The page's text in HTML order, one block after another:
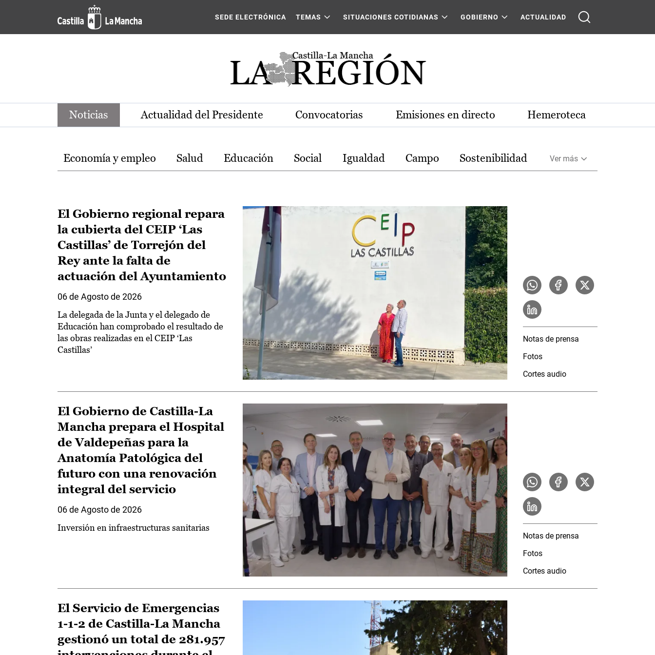
Pasar al contenido principal
Noticias de la región de Castilla-La Mancha
SEDE ELECTRÓNICA TEMAS SITUACIONES COTIDIANAS GOBIERNO ACTUALIDAD
Noticias Actualidad del Presidente Convocatorias Emisiones en directo Hemeroteca
Temas
Economía y empleo Salud Educación Social Igualdad Campo Sostenibilidad Ver más
El Gobierno regional repara
la cubierta del CEIP ‘Las
Castillas’ de Torrejón del
Rey ante la falta de
actuación del Ayuntamiento
06 de Agosto de 2026
La delegada de la Junta y el delegado de
Educación han comprobado el resultado de
las obras realizadas en el CEIP ‘Las
Castillas’
Notas de prensa
Fotos
Cortes audio
El Gobierno de Castilla-La
Mancha prepara el Hospital
de Valdepeñas para la
Anatomía Patológica del
futuro con una renovación
integral del servicio
06 de Agosto de 2026
Inversión en infraestructuras sanitarias
Notas de prensa
Fotos
Cortes audio
El Servicio de Emergencias
1-1-2 de Castilla-La Mancha
gestionó un total de 281.957